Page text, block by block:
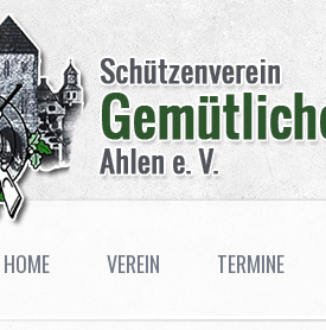
HOME VEREIN TERMINE